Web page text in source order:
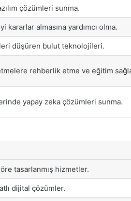
çözümleri sunma.
almasına yardımcı olma.
düşüren bulut teknolojileri.
rehberlik etme ve eğitim
yapay zeka çözümleri sunma.
tasarlanmış hizmetler.
dijital çözümler.